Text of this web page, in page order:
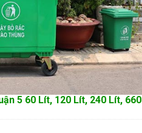
5 60 Lít, 120 Lít, 240 Lít, 660